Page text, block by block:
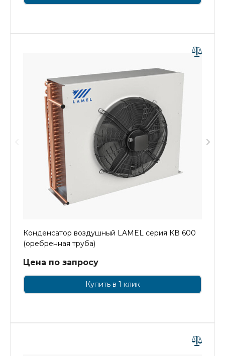
Конденсатор воздушный LAMEL серия КВ 600
(оребренная труба)
Цена по запросу
Купить в 1 клик